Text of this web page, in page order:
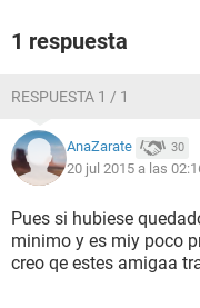
ser el pene introducido
probable embarazo.
Ayúdenme por favor,
1 respuesta
RESPUESTA 1 / 1
AnaZarate 30
20 jul 2015 a las
Pues si hubiese
minimo y es miy poco
creo qe estes amigaa